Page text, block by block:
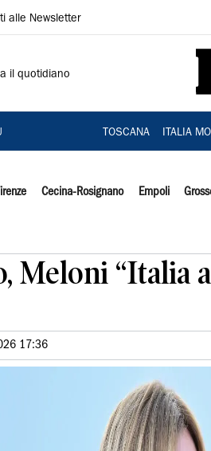
alle Newsletter
il quotidiano
TOSCANA ITALIA
Cecina-Rosignano Empoli
Meloni “Italia
17:36